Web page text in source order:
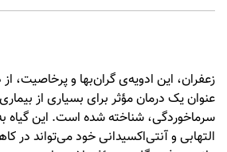
زعفران، این ادویه‌ی گران‌بها و پرخاصیت،
عنوان یک درمان مؤثر برای بسیاری از
سرماخوردگی، شناخته شده است. این
التهابی و آنتی‌اکسیدانی خود می‌تواند در